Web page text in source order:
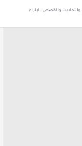
والقصص .. لإثراء